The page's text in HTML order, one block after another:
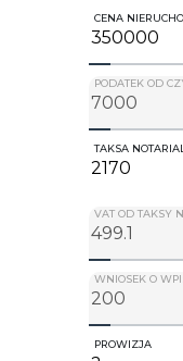
CENA
PODATEK OD
TAKSA
VAT OD TAKSY
WNIOSEK O
PROWIZJA